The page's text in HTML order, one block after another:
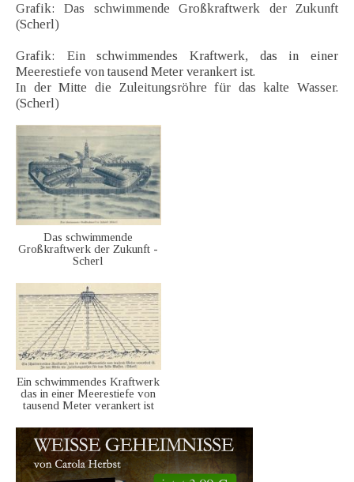
Grafik: Das schwimmende Großkraftwerk der Zukunft
(Scherl)
Grafik: Ein schwimmendes Kraftwerk, das in einer
Meerestiefe von tausend Meter verankert ist.
In der Mitte die Zuleitungsröhre für das kalte Wasser.
(Scherl)
Das schwimmende
Großkraftwerk der Zukunft -
Scherl
Ein schwimmendes Kraftwerk
das in einer Meerestiefe von
tausend Meter verankert ist